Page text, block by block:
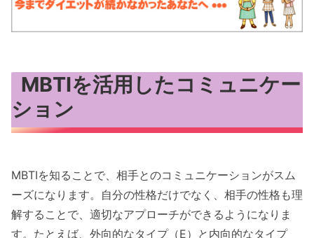
MBTIを活用したコミュニケー
ション
MBTIを知ることで、相手とのコミュニケーションがスム
ーズになります。自分の性格だけでなく、相手の性格も理
解することで、適切なアプローチができるようになりま
す。たとえば、外向的なタイプ（E）と内向的なタイプ